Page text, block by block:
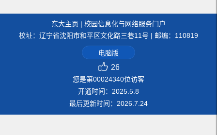
东大主页 | 校园信息化与网络服务门户
校址：辽宁省沈阳市和平区文化路三巷11号 | 邮编：110819
电脑版
26
您是第00024340位访客
开通时间： 2025 5 8
最后更新时间： 2026 7 24